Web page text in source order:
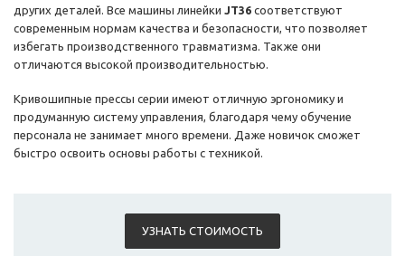
других деталей. Все машины линейки JT36 соответствуют
современным нормам качества и безопасности, что позволяет
избегать производственного травматизма. Также они
отличаются высокой производительностью.
Кривошипные прессы серии имеют отличную эргономику и
продуманную систему управления, благодаря чему обучение
персонала не занимает много времени. Даже новичок сможет
быстро освоить основы работы с техникой.
УЗНАТЬ СТОИМОСТЬ